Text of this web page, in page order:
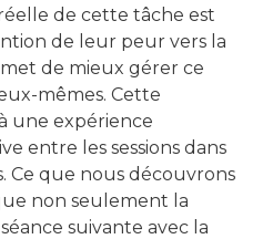
de cette tâche est
de leur peur vers la
de mieux gérer ce
mêmes. Cette
une expérience
entre les sessions dans
Ce que nous découvrons
non seulement la
suivante avec la